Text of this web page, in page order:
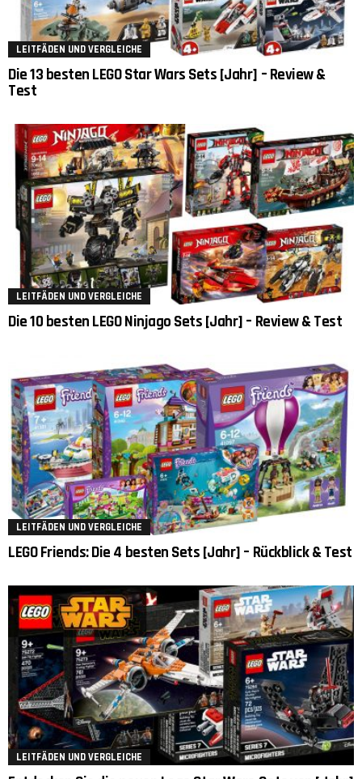
LEITFÄDEN UND VERGLEICHE
Die 13 besten LEGO Star Wars Sets [Jahr] – Review &
Test
LEITFÄDEN UND VERGLEICHE
Die 10 besten LEGO Ninjago Sets [Jahr] – Review & Test
LEITFÄDEN UND VERGLEICHE
LEGO Friends: Die 4 besten Sets [Jahr] – Rückblick & Test
LEITFÄDEN UND VERGLEICHE